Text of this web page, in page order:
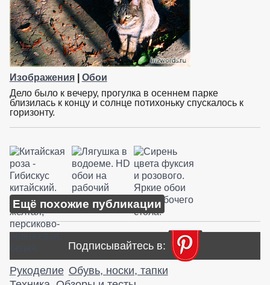
Изображения| Обои
Дело было к вечеру, прогулка в осеннем парке
близилась к концу и солнце потихоньку спускалось к
горизонту.
Ещё похожие публикации
Подписывайтесь в:
Рукоделие Обувь, носки, тапки